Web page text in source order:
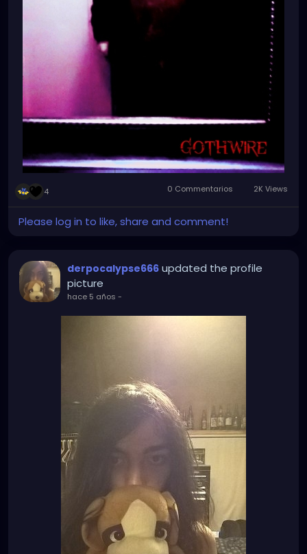
4 0 Commentarios 2K Views
Please log in to like, share and comment!
derpocalypse666 updated the profile
picture
hace 5 años -